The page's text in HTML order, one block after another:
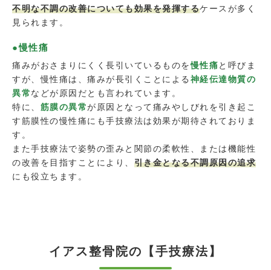
不明な不調の改善についても効果を発揮するケースが多く
見られます。
●慢性痛
痛みがおさまりにくく長引いているものを慢性痛と呼びま
すが、慢性痛は、痛みが長引くことによる 神経伝達物質の
異常などが原因だとも言われています。
特に、 筋膜の異常が原因となって痛みやしびれを引き起こ
す筋膜性の慢性痛にも手技療法は効果が期待されておりま
す。
また手技療法で姿勢の歪みと関節の柔軟性、または機能性
の改善を目指すことにより、 引き金となる不調原因の追求
にも役立ちます。
イアス整骨院の【手技療法】